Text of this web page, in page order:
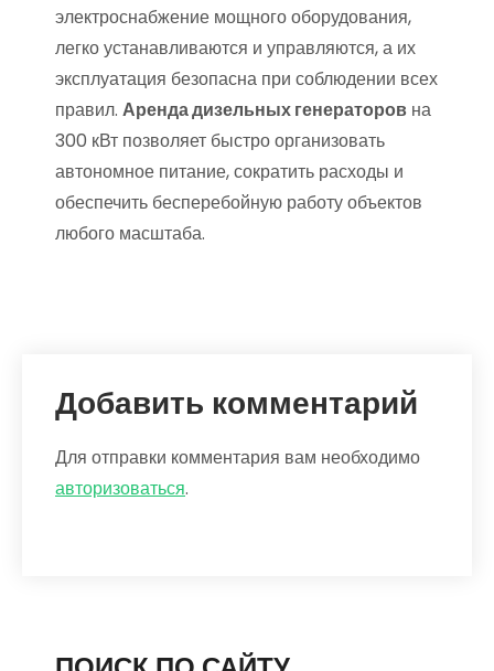
электроснабжение мощного оборудования,
легко устанавливаются и управляются, а их
эксплуатация безопасна при соблюдении всех
правил. Аренда дизельных генераторов на
300 кВт позволяет быстро организовать
автономное питание, сократить расходы и
обеспечить бесперебойную работу объектов
любого масштаба.
Добавить комментарий
Для отправки комментария вам необходимо
авторизоваться.